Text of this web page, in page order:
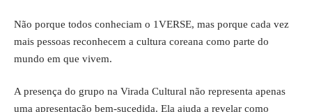
Não porque todos conheciam o 1VERSE, mas porque cada vez
mais pessoas reconhecem a cultura coreana como parte do
mundo em que vivem.
A presença do grupo na Virada Cultural não representa apenas
uma apresentação bem-sucedida. Ela ajuda a revelar como